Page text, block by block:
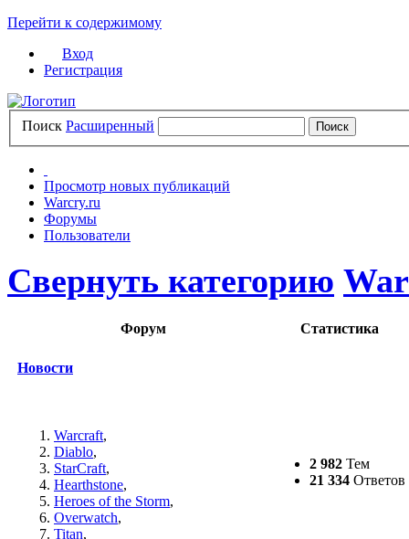
Перейти к содержимому
Вход
Регистрация
Поиск Расширенный
Просмотр новых публикаций
Warcry.ru
Форумы
Пользователи
Свернуть категорию
Форум Статистика
Новости
Warcraft,
Diablo,
StarCraft,
Hearthstone,
Heroes of the Storm,
Overwatch,
Titan,
2 982 Тем
21 334 Ответов